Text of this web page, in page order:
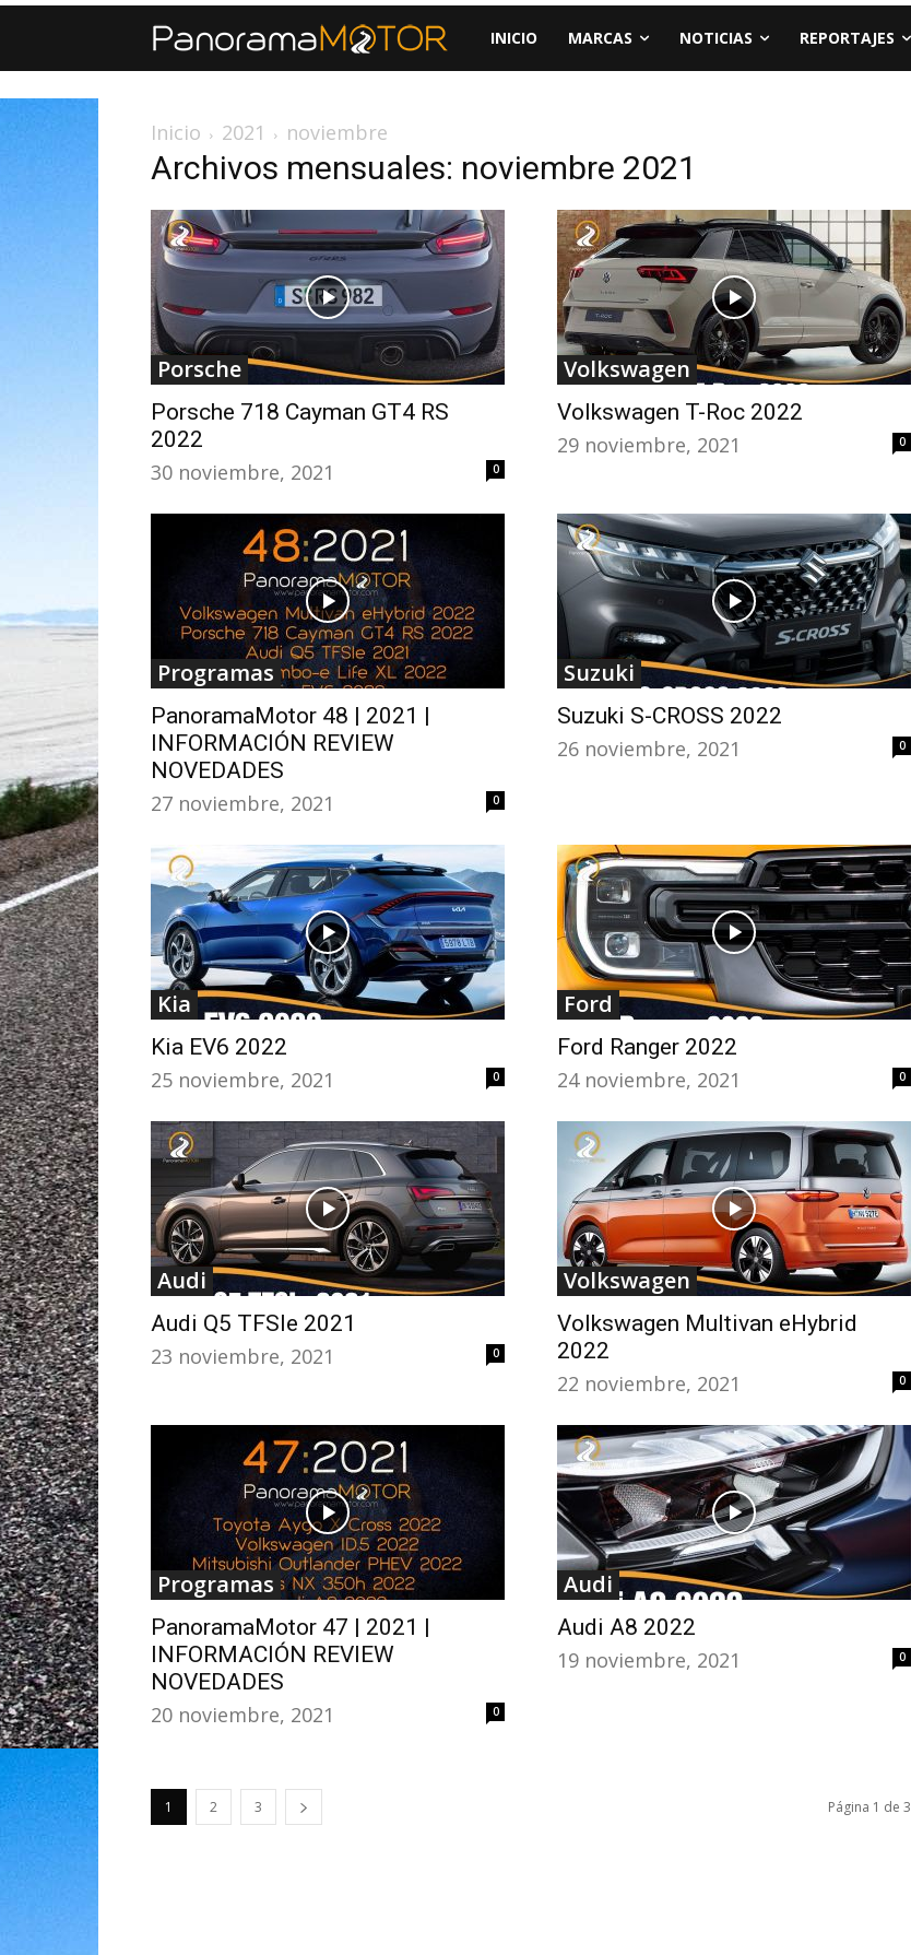
INICIO MARCAS NOTICIAS REPORTAJES
Inicio 2021 noviembre
Archivos mensuales: noviembre 2021
Porsche
Porsche 718 Cayman GT4 RS
2022
30 noviembre, 2021
0
Volkswagen
Volkswagen T-Roc 2022
29 noviembre, 2021
0
Programas
PanoramaMotor 48 | 2021 |
INFORMACIÓN REVIEW
NOVEDADES
27 noviembre, 2021
0
Suzuki
Suzuki S-CROSS 2022
26 noviembre, 2021
0
Kia
Kia EV6 2022
25 noviembre, 2021
0
Ford
Ford Ranger 2022
24 noviembre, 2021
0
Audi
Audi Q5 TFSIe 2021
23 noviembre, 2021
0
Volkswagen
Volkswagen Multivan eHybrid
2022
22 noviembre, 2021
0
Programas
PanoramaMotor 47 | 2021 |
INFORMACIÓN REVIEW
NOVEDADES
20 noviembre, 2021
0
Audi
Audi A8 2022
19 noviembre, 2021
0
1 2 3 Página 1 de 3